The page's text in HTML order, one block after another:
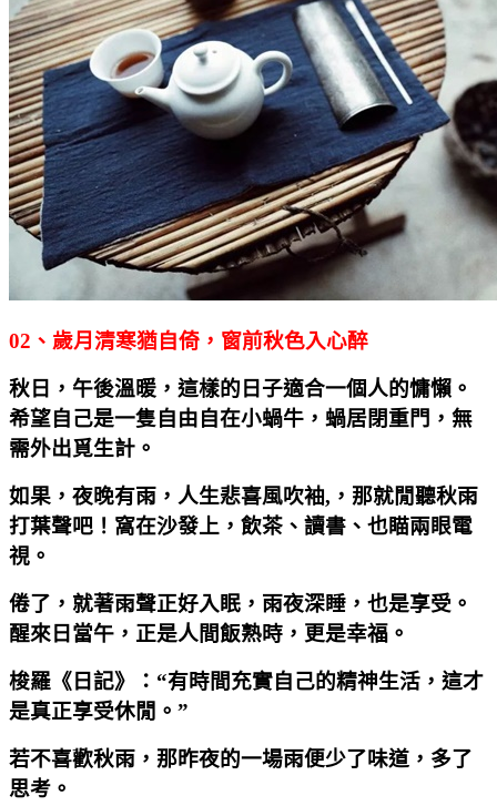
02 、歲月清寒猶自倚，窗前秋色入心醉
秋日，午後溫暖，這樣的日子適合一個人的慵懶。
希望自己是一隻自由自在小蝸牛，蝸居閉重門，無
需外出覓生計。
如果，夜晚有雨，人生悲喜風吹袖, ，那就閒聽秋雨
打葉聲吧！窩在沙發上，飲茶、讀書、也瞄兩眼電
視。
倦了，就著雨聲正好入眠，雨夜深睡，也是享受。
醒來日當午，正是人間飯熟時，更是幸福。
梭羅《日記》：“有時間充實自己的精神生活，這才
是真正享受休閒。”
若不喜歡秋雨，那昨夜的一場雨便少了味道，多了
思考。